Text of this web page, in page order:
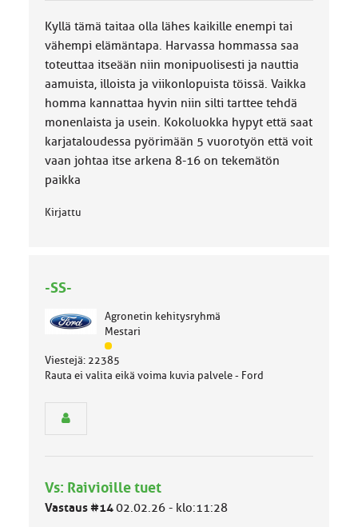
k
k
a
Kyllä tämä taitaa olla lähes kaikille enempi tai
vähempi elämäntapa. Harvassa hommassa saa
toteuttaa itseään niin monipuolisesti ja nauttia
aamuista, illoista ja viikonlopuista töissä. Vaikka
homma kannattaa hyvin niin silti tarttee tehdä
monenlaista ja usein. Kokoluokka hypyt että saat
karjataloudessa pyörimään 5 vuorotyön että voit
vaan johtaa itse arkena 8-16 on tekemätön
paikka
Kirjattu
-SS-
Agronetin kehitysryhmä
Mestari
J
ä
s
ä
Viestejä: 22385
Rauta ei valita eikä voima kuvia palvele - Ford
Vs: Raivioille tuet
Vastaus #1402.02.26 - klo:11:28